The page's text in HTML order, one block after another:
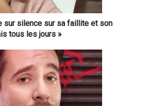
sur silence sur sa faillite et son
tous les jours »